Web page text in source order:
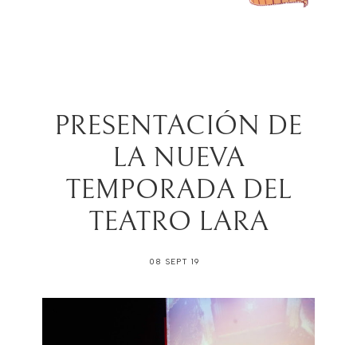
PRESENTACIÓN DE
LA NUEVA
TEMPORADA DEL
TEATRO LARA
08 SEPT 19